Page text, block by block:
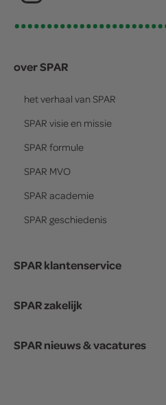
over SPAR
het verhaal van SPAR
SPAR visie en missie
SPAR formule
SPAR MVO
SPAR academie
SPAR geschiedenis
SPAR klantenservice
SPAR zakelijk
SPAR nieuws & vacatures